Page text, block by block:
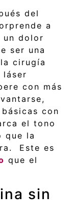
del
a
un dolor
ser una
cirugía
con más
con
el tono
que la
Este es
que el
sin